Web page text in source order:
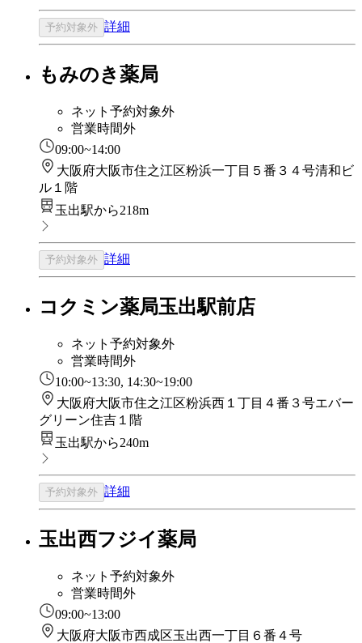
予約対象外 詳細
もみのき薬局
ネット予約対象外
営業時間外
09:00~14:00
大阪府大阪市住之江区粉浜一丁目５番３４号清和ビ
ル１階
玉出駅から218m
予約対象外 詳細
コクミン薬局玉出駅前店
ネット予約対象外
営業時間外
10:00~13:30, 14:30~19:00
大阪府大阪市住之江区粉浜西１丁目４番３号エバー
グリーン住吉１階
玉出駅から240m
予約対象外 詳細
玉出西フジイ薬局
ネット予約対象外
営業時間外
09:00~13:00
大阪府大阪市西成区玉出西一丁目６番４号